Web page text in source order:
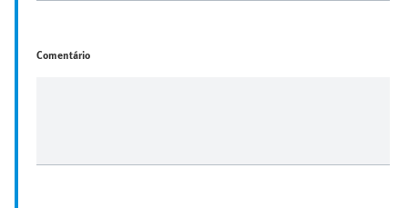
Comentário